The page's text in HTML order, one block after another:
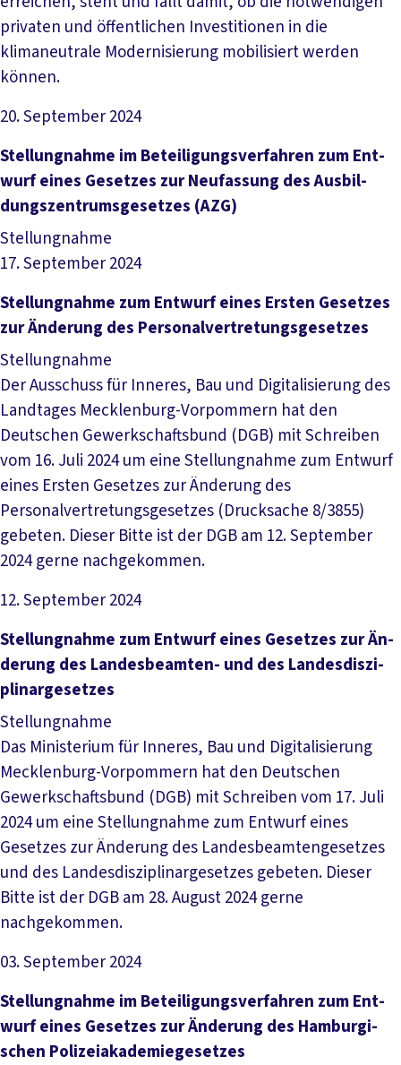
privaten und öffentlichen Investitionen in die
klimaneutrale Modernisierung mobilisiert werden
können.
20. September 2024
Datei herunterladen
Stel­lung­nah­me im Be­tei­li­gungs­ver­fah­ren zum Ent­
wurf ei­nes Ge­set­zes zur Neu­fas­sung des Aus­bil­
dungs­zen­trums­ge­set­zes (A­Z­G)
Stellungnahme
17. September 2024
Datei herunterladen
Stel­lung­nah­me zum Ent­wurf ei­nes Ers­ten Ge­set­zes
zur Än­de­rung des Per­so­nal­ver­tre­tungs­ge­set­zes
Stellungnahme
Der Ausschuss für Inneres, Bau und Digitalisierung des
Landtages Mecklenburg-Vorpommern hat den
Deutschen Gewerkschaftsbund (DGB) mit Schreiben
vom 16. Juli 2024 um eine Stellungnahme zum Entwurf
eines Ersten Gesetzes zur Änderung des
Personalvertretungsgesetzes (Drucksache 8/3855)
gebeten. Dieser Bitte ist der DGB am 12. September
2024 gerne nachgekommen.
12. September 2024
Datei herunterladen
Stel­lung­nah­me zum Ent­wurf ei­nes Ge­set­zes zur Än­
de­rung des Lan­des­be­am­ten- und des Lan­des­dis­zi­
pli­nar­ge­set­zes
Stellungnahme
Das Ministerium für Inneres, Bau und Digitalisierung
Mecklenburg-Vorpommern hat den Deutschen
Gewerkschaftsbund (DGB) mit Schreiben vom 17. Juli
2024 um eine Stellungnahme zum Entwurf eines
Gesetzes zur Änderung des Landesbeamtengesetzes
und des Landesdisziplinargesetzes gebeten. Dieser
Bitte ist der DGB am 28. August 2024 gerne
nachgekommen.
03. September 2024
Datei herunterladen
Stel­lung­nah­me im Be­tei­li­gungs­ver­fah­ren zum Ent­
wurf ei­nes Ge­set­zes zur Än­de­rung des Ham­bur­gi­
schen Po­li­zei­aka­de­mie­ge­set­zes